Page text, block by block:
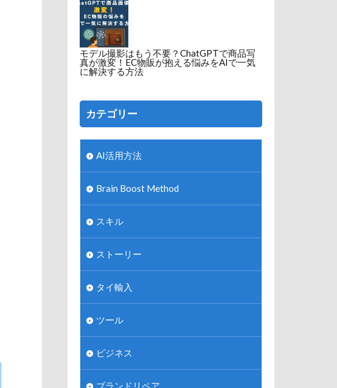
モデル撮影はもう不要？ChatGPTで商品写
真が激変！EC物販が抱える悩みをAIで一気
に解決する方法
カテゴリー
AI活用方法
Brain Boost Method
スキル
ストーリー
タイ輸入
ツール
ビジネス
ブランドリペア